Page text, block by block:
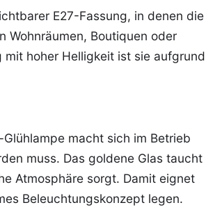
E27-Fassung, in denen die
Wohnräumen, Boutiquen oder
mit hoher Helligkeit ist sie aufgrund
macht sich im Betrieb
muss. Das goldene Glas taucht
Atmosphäre sorgt. Damit eignet
Beleuchtungskonzept legen.